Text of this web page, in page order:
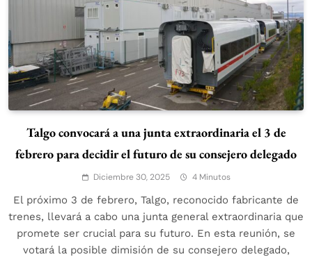
Talgo convocará a una junta extraordinaria el 3 de
febrero para decidir el futuro de su consejero delegado
Diciembre 30, 2025 4 Minutos
El próximo 3 de febrero, Talgo, reconocido fabricante de
trenes, llevará a cabo una junta general extraordinaria que
promete ser crucial para su futuro. En esta reunión, se
votará la posible dimisión de su consejero delegado,